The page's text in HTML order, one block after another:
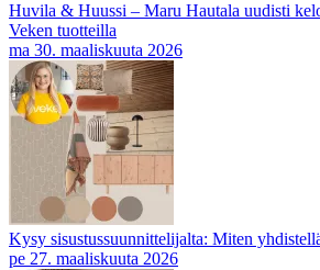
Huvila & Huussi – Maru Hautala uudisti
Veken tuotteilla
ma 30. maaliskuuta 2026
Kysy sisustussuunnittelijalta: Miten
pe 27. maaliskuuta 2026